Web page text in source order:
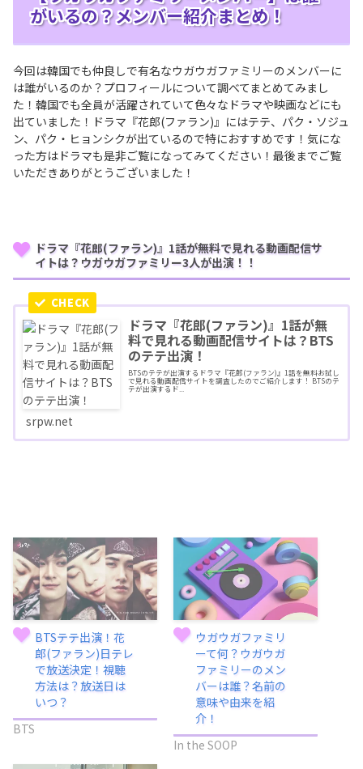
がいるの？メンバー紹介まとめ！
今回は韓国でも仲良しで有名なウガウガファミリーのメンバーに
は誰がいるのか？プロフィールについて調べてまとめてみまし
た！韓国でも全員が活躍されていて色々なドラマや映画などにも
出ていました！ドラマ『花郎(ファラン)』にはテテ、パク・ソジュ
ン、パク・ヒョンシクが出ているので特におすすめです！気にな
った方はドラマも是非ご覧になってみてください！最後までご覧
いただきありがとうございました！
ドラマ『花郎(ファラン)』1話が無料で見れる動画配信サ
イトは？ウガウガファミリー3人が出演！！
ドラマ『花郎(ファラン)』1話が無
料で見れる動画配信サイトは？BTS
のテテ出演！
BTSのテテが出演するドラマ『花郎(ファラン)』1話を無料お試し
で見れる動画配信サイトを調査したのでご紹介します！ BTSのテ
テが出演するド...
srpw.net
BTSテテ出演！花
郎(ファラン)日テレ
で放送決定！視聴
方法は？放送日は
いつ？
BTS
ウガウガファミリ
ーて何？ウガウガ
ファミリーのメン
バーは誰？名前の
意味や由来を紹
介！
In the SOOP